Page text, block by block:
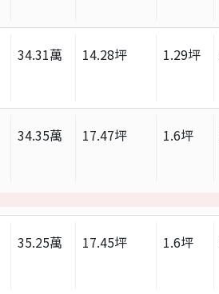
34.31萬 14.28坪 1.29坪
34.35萬 17.47坪 1.6坪
35.25萬 17.45坪 1.6坪